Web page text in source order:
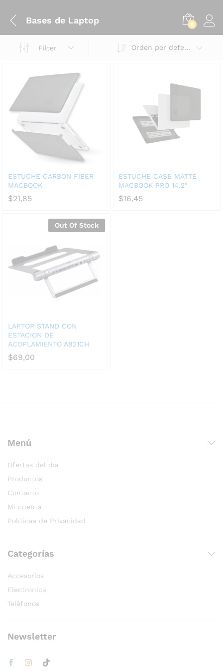
Bases de Laptop 0
Filter Orden por defecto
ESTUCHE CARBON FIBER
MACBOOK
$21,85
ESTUCHE CASE MATTE
MACBOOK PRO 14.2″
$16,45
Out Of Stock
LAPTOP STAND CON
ESTACION DE
ACOPLAMIENTO A821CH
$69,00
Menú
Ofertas del día
Productos
Contacto
Mi cuenta
Políticas de Privacidad
Categorías
Accesorios
Electrónica
Teléfonos
Newsletter